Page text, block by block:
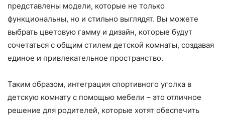
представлены модели, которые не только
функциональны, но и стильно выглядят. Вы можете
выбрать цветовую гамму и дизайн, которые будут
сочетаться с общим стилем детской комнаты, создавая
единое и привлекательное пространство.
Таким образом, интеграция спортивного уголка в
детскую комнату с помощью мебели – это отличное
решение для родителей, которые хотят обеспечить